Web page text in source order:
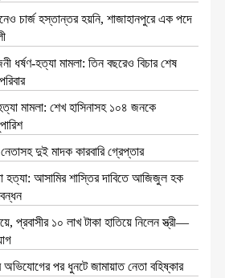
চার্জ হস্তান্তর হয়নি, শাজাহানপুরে এক পদে
ধর্ষণ-হত্যা মামলা: তিন বছরেও বিচার শেষ
মামলা: শেখ হাসিনাসহ ১০৪ জনকে
দুই মাদক কারবারি গ্রেপ্তার
হত্যা: আসামির শাস্তির দাবিতে আজিজুল হক
প্রবাসীর ১০ লাখ টাকা হাতিয়ে নিলেন স্ত্রী—
অভিযোগের পর ধুনটে জামায়াত নেতা বহিষ্কার